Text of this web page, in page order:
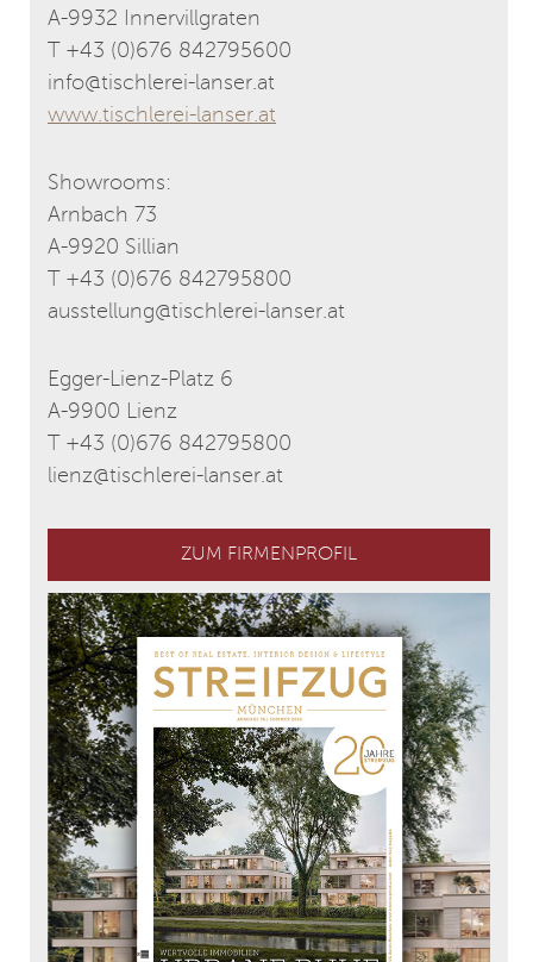
A-9932 Innervillgraten
T +43 (0)676 842795600
info@tischlerei-lanser.at
www.tischlerei-lanser.at
Showrooms:
Arnbach 73
A-9920 Sillian
T + 43 (0)676 842795800
ausstellung@tischlerei-lanser.at
Egger-Lienz-Platz 6
A-9900 Lienz
T + 43 (0)676 842795800
lienz@tischlerei-lanser.at
ZUM FIRMENPROFIL